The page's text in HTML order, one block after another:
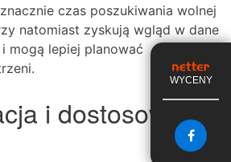
czas poszukiwania wolnej
natomiast zyskują wgląd w dane
mogą lepiej planować
i dostosowanie
WYCENY